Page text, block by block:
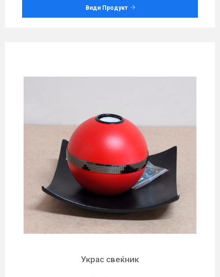
Види Продукт
Украс свеќник